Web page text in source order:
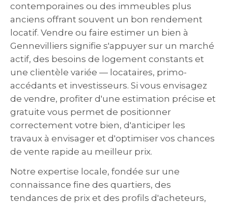
contemporaines ou des immeubles plus
anciens offrant souvent un bon rendement
locatif. Vendre ou faire estimer un bien à
Gennevilliers signifie s'appuyer sur un marché
actif, des besoins de logement constants et
une clientèle variée — locataires, primo-
accédants et investisseurs. Si vous envisagez
de vendre, profiter d'une estimation précise et
gratuite vous permet de positionner
correctement votre bien, d'anticiper les
travaux à envisager et d'optimiser vos chances
de vente rapide au meilleur prix.
Notre expertise locale, fondée sur une
connaissance fine des quartiers, des
tendances de prix et des profils d'acheteurs,